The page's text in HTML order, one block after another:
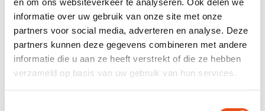
en om ons websiteverkeer te analyseren. Ook delen we
informatie over uw gebruik van onze site met onze
partners voor social media, adverteren en analyse. Deze
partners kunnen deze gegevens combineren met andere
informatie die u aan ze heeft verstrekt of die ze hebben
verzameld op basis van uw gebruik van hun services.
Tijdelijke en blijvende kroon
Probleemtakken
Regels voor de begeleidingssnoei
Werkwijze en werkvolgorde
Maatregelen bij snoeiachterstand